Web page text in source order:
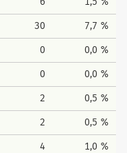
30 7,7 %
0 0,0 %
0 0,0 %
2 0,5 %
2 0,5 %
4 1,0 %